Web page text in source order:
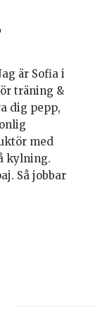
är Sofia i
träning &
dig pepp,
med
kylning.
Så jobbar